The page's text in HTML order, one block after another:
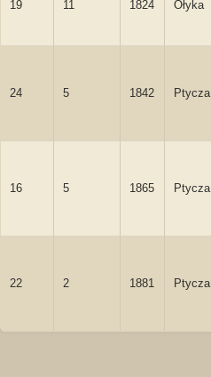
19 11 1824 Ołyka
24 5 1842 Ptycza
16 5 1865 Ptycza
22 2 1881 Ptycza